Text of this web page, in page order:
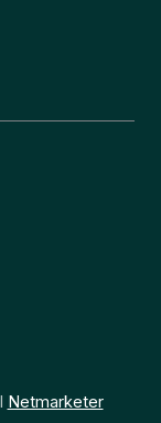
Netmarketer